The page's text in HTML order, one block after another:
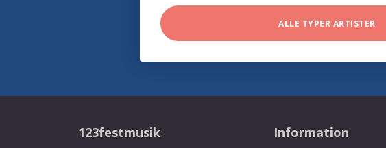
ALLE TYPER ARTISTER
123festmusik Information